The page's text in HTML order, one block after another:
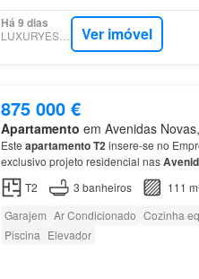
Há 9 dias
LUXURYESTATE Ver imóvel
875 000 €
Apartamento em Avenidas
Este apartamentoT2insere-se no
exclusivo projeto residencial nas
Localizado num dos bairros mais
T2 3 banheiros
111
Garajem Ar Condicionado Cozinha
Piscina Elevador